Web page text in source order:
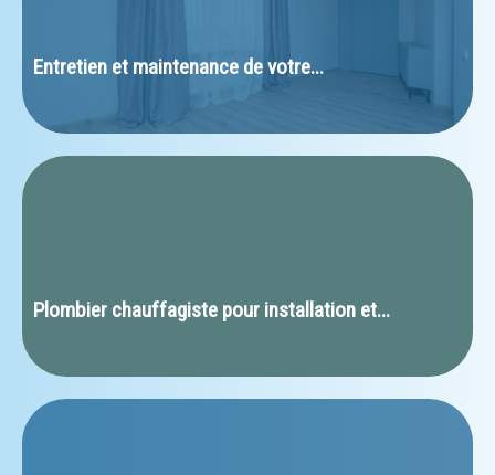
Entretien et maintenance de votre...
Plombier chauffagiste pour installation et...